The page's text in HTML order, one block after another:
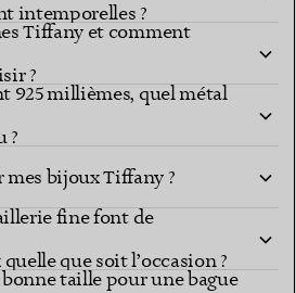
intemporelles ?
Tiffany et comment
?
925 millièmes, quel métal
?
bijoux Tiffany ?
fine font de
que soit l’occasion ?
taille pour une bague